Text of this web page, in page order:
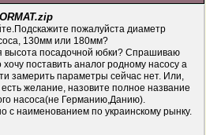
пожалуйста диаметр
130мм или 180мм?
высота посадочной юбки? Спрашиваю
хочу поставить аналог родному насосу а
замерить параметры сейчас нет. Или,
есть желание, назовите полное название
насоса(не Германию,Данию).
с наименованием по украинскому рынку.